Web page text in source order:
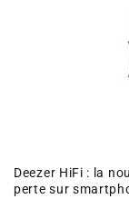
Deezer HiFi : la
perte sur